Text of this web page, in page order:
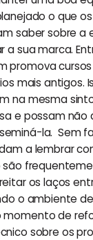
o que
saber sobre a
a sua marca.
promova
mais antigos.
na mesma
e possam não
la. Sem
a lembrar
os laços
o ambiente
momento de
sobre os